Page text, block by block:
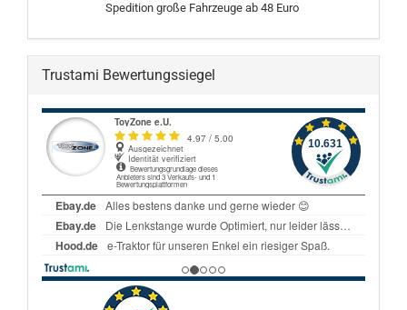
Spedition große Fahrzeuge ab 48 Euro
Trustami Bewertungssiegel